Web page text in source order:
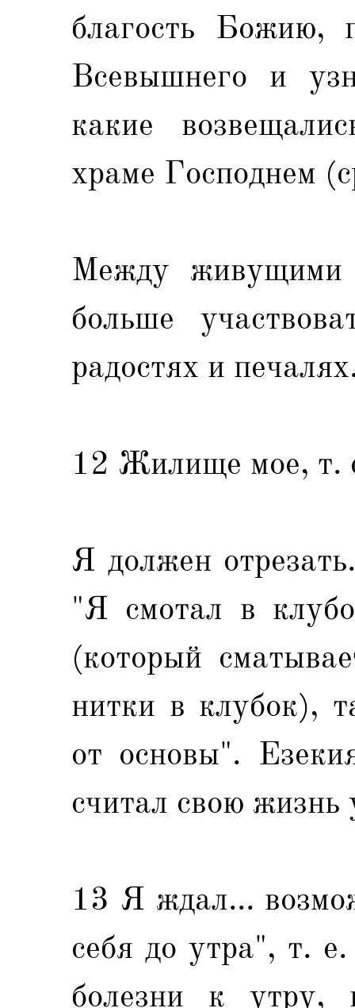
благость Божию,
Всевышнего и
какие
храме Господнем
Между
больше
радостях и
12 Жилище мое, т.
Я должен
"Я смотал в
(который
нитки в клубок),
от основы".
считал свою
13 Я ждал...
себя до утра", т.
болезни к утру,